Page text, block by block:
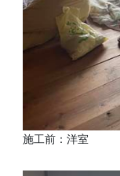
施工前：洋室